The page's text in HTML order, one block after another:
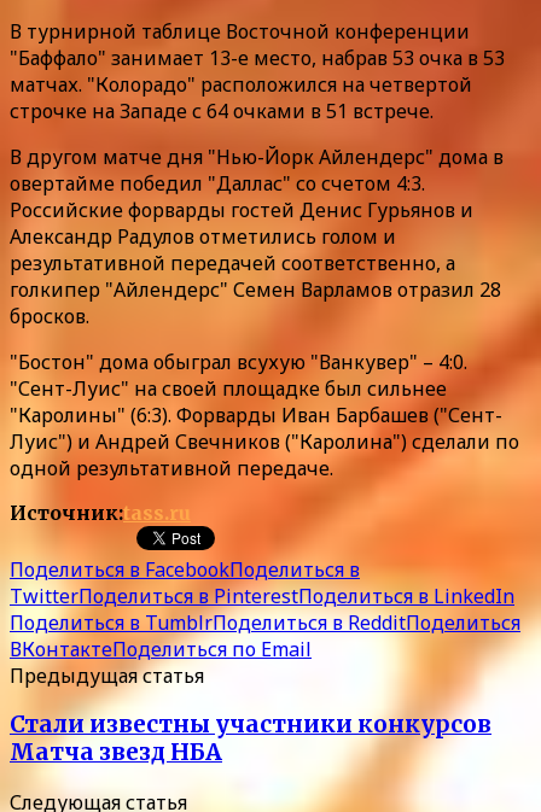
В турнирной таблице Восточной конференции
"Баффало" занимает 13-е место, набрав 53 очка в 53
матчах. "Колорадо" расположился на четвертой
строчке на Западе с 64 очками в 51 встрече.
В другом матче дня "Нью-Йорк Айлендерс" дома в
овертайме победил "Даллас" со счетом 4:3.
Российские форварды гостей Денис Гурьянов и
Александр Радулов отметились голом и
результативной передачей соответственно, а
голкипер "Айлендерс" Семен Варламов отразил 28
бросков.
"Бостон" дома обыграл всухую "Ванкувер" – 4:0.
"Сент-Луис" на своей площадке был сильнее
"Каролины" (6:3). Форварды Иван Барбашев ("Сент-
Луис") и Андрей Свечников ("Каролина") сделали по
одной результативной передаче.
Источник:tass.ru
Поделиться в FacebookПоделиться в
TwitterПоделиться в PinterestПоделиться в LinkedIn
Поделиться в TumblrПоделиться в RedditПоделиться
ВКонтактеПоделиться по Email
Предыдущая статья
Стали известны участники конкурсов
Матча звезд НБА
Следующая статья